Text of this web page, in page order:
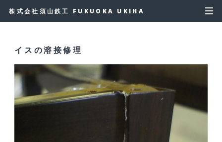
株式会社須山鉄工 FUKUOKA UKIHA
イスの溶接修理